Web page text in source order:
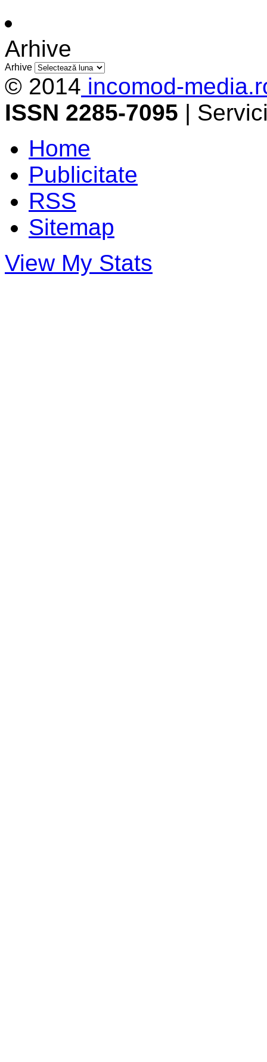
Arhive
Arhive
© 2014 incomod-
ISSN 2285-7095 |
Home
Publicitate
RSS
Sitemap
View My Stats